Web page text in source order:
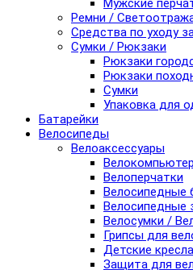
Мужские
Ремни /
Средства по уходу
Сумки / Рюкзаки
Рюкзаки
Рюкзаки
Сумки
Упаковка для
Батарейки
Велосипеды
Велоаксессуары
Велоперчатки
Велосипедные
Велосипедные
Велосумки /
Грипсы для
Детские
Защита для